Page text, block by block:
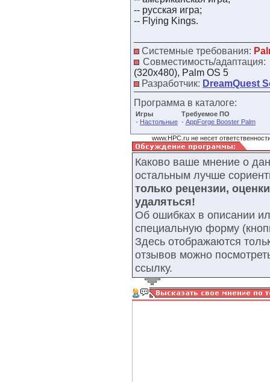
-- русская игра;
-- Flying Kings.
Системные требования:
Совместимость/адаптация:
(320x480), Palm OS 5
Разработчик: DreamQuest
Программа в каталоге:
Игры
· Настольные
Требуемое ПО
· AppForge Booster Palm
www.HPC.ru не несет
Каково ваше мнение о
остальным лучше
только рецензии,
удаляться!
Об ошибках в описании
специальную форму
Здесь отображаются
отзывов можно
ссылку.